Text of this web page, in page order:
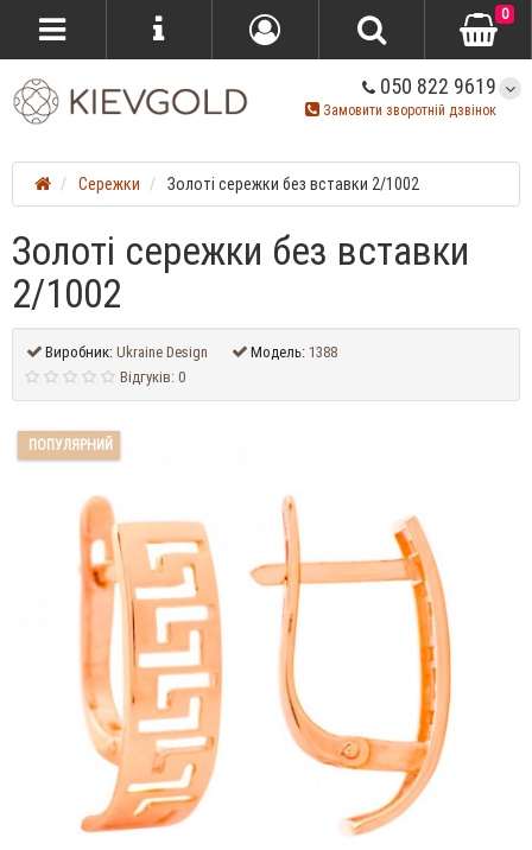
050 822 9619
Замовити зворотній дзвінок
0
Сережки Золоті сережки без вставки 2/1002
Золоті сережки без вставки
2/1002
Виробник:Ukraine Design Модель: 1388
Відгуків: 0
ПОПУЛЯРНИЙ